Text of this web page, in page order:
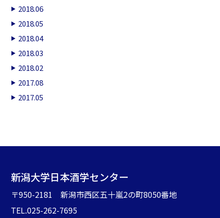
2018.06
2018.05
2018.04
2018.03
2018.02
2017.08
2017.05
新潟大学日本酒学センター
〒950-2181 新潟市西区五十嵐2の町8050番地
TEL.025-262-7695